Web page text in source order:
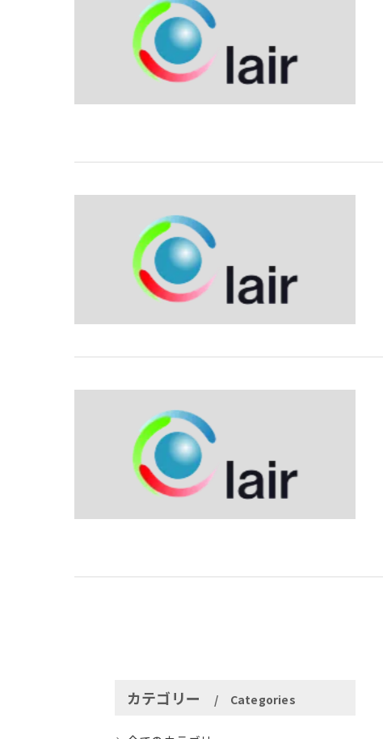
カテゴリー Categories